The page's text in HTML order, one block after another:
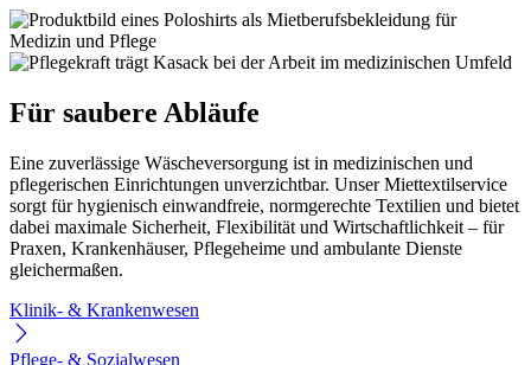
Für saubere Abläufe
Eine zuverlässige Wäscheversorgung ist in medizinischen und
pflegerischen Einrichtungen unverzichtbar. Unser Miettextilservice
sorgt für hygienisch einwandfreie, normgerechte Textilien und bietet
dabei maximale Sicherheit, Flexibilität und Wirtschaftlichkeit – für
Praxen, Krankenhäuser, Pflegeheime und ambulante Dienste
gleichermaßen.
Klinik- & Krankenwesen
Pflege- & Sozialwesen